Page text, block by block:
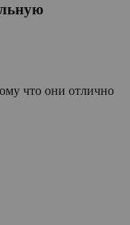
что они отлично